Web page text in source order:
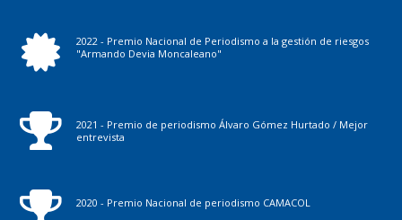
2022 - Premio Nacional de Periodismo a la gestión de riesgos
"Armando Devia Moncaleano"
2021 - Premio de periodismo Álvaro Gómez Hurtado / Mejor
entrevista
2020 - Premio Nacional de periodismo CAMACOL